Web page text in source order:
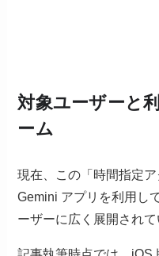
対象ユーザーと
ーム
現在、この「時間指定
Gemini アプリを利用し
ーザーに広く展開されて